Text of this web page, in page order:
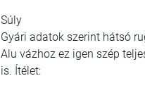
Súly
Gyári adatok szerint hátsó
Alu vázhoz ez igen szép
is. Ítélet: